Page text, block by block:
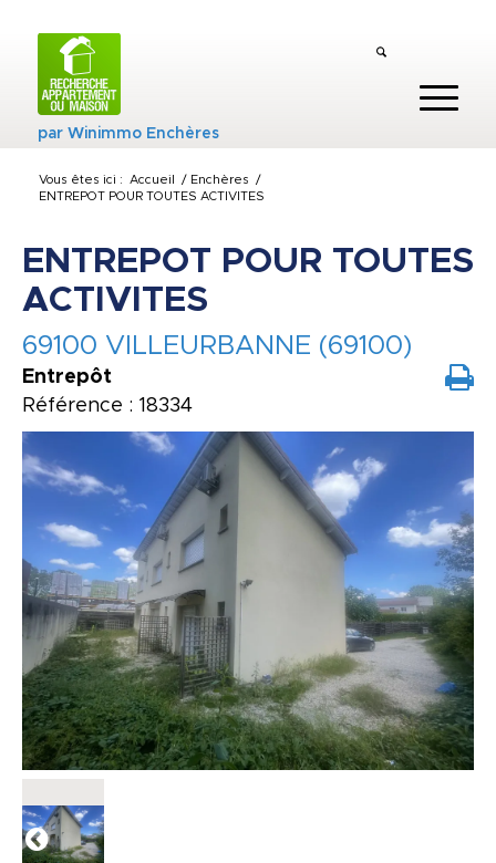
parWinimmo Enchères
Vous êtes ici : Accueil / Enchères
/
ENTREPOT POUR TOUTES ACTIVITES
ENTREPOT POUR TOUTES
ACTIVITES
69100 VILLEURBANNE (69100)
Entrepôt
Référence : 18334